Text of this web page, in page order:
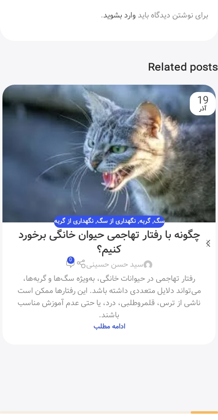
برای نوشتن دیدگاه باید وارد بشوید.
Related posts
19
آذر
سگ,گربه,نگهداری از سگ,نگهداری از گربه
چگونه با رفتار تهاجمی حیوان خانگی برخورد
کنیم؟
سید حسن حسینی 0
رفتار تهاجمی در حیوانات خانگی، به‌ویژه سگ‌ها و گربه‌ها،
می‌تواند دلایل متعددی داشته باشد. این رفتارها ممکن است
ناشی از ترس، قلمروطلبی، درد، یا حتی عدم آموزش مناسب
باشند.
ادامه مطلب